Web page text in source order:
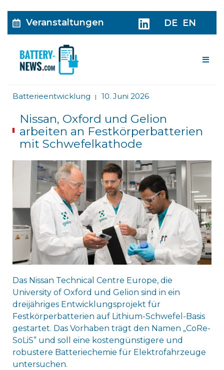
Veranstaltungen DE EN
Batterieentwicklung | 10. Juni 2026
Nissan, Oxford und Gelion
arbeiten an Festkörperbatterien
mit Schwefelkathode
Das Nissan Technical Centre Europe, die
University of Oxford und Gelion sind in ein
dreijähriges Entwicklungsprojekt für
Festkörperbatterien auf Lithium-Schwefel-Basis
gestartet. Das Vorhaben trägt den Namen „CoRe-
SoLiS” und soll eine kostengünstigere und
robustere Batteriechemie für Elektrofahrzeuge
untersuchen.